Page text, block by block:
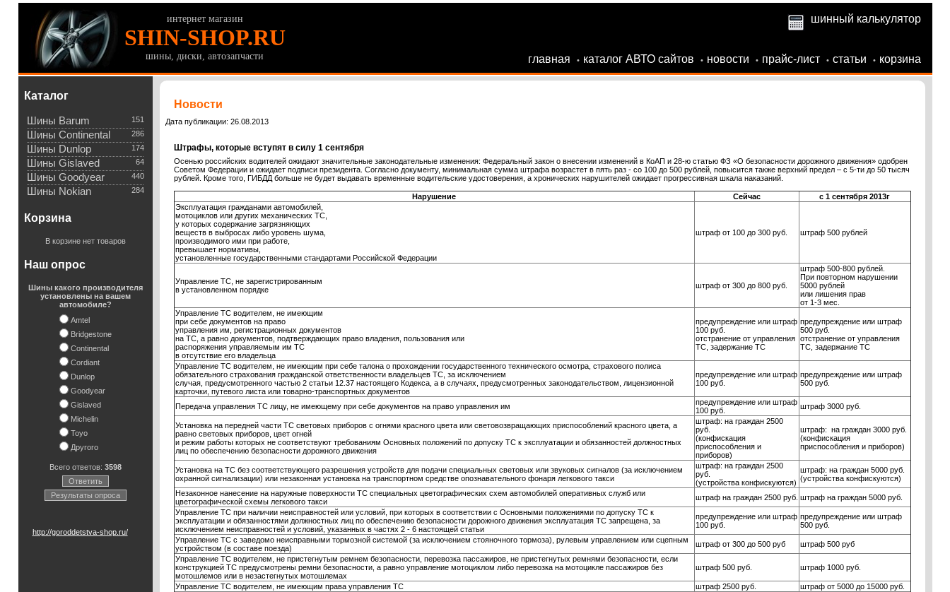
интернет магазин
SHIN-SHOP.RU
шины, диски, автозапчасти
шинный калькулятор
главная • каталог АВТО сайтов • новости • прайс-лист • статьи • корзина
Каталог
151
Шины Barum
286
Шины Continental
174
Шины Dunlop
64
Шины Gislaved
440
Шины Goodyear
284
Шины Nokian
Корзина
В корзине нет товаров
Наш опрос
Шины какого производителя
установлены на вашем
автомобиле?
Amtel
Bridgestone
Continental
Cordiant
Dunlop
Goodyear
Gislaved
Michelin
Toyo
Другого
Всего ответов: 3598
Ответить
Результаты опроса
http://goroddetstva-shop.ru/
Новости
Дата публикации: 26.08.2013
Штрафы, которые вступят в силу 1 сентября
Осенью российских водителей ожидают значительные законодательные изменения: Федеральный закон о внесении изменений в КоАП и 28-ю статью ФЗ «О безопасности дорожного движения» одобрен
Советом Федерации и ожидает подписи президента. Согласно документу, минимальная сумма штрафа возрастет в пять раз - со 100 до 500 рублей, повысится также верхний предел – с 5-ти до 50 тысяч
рублей. Кроме того, ГИБДД больше не будет выдавать временные водительские удостоверения, а хронических нарушителей ожидает прогрессивная шкала наказаний.
Нарушение Сейчас
с 1 сентября 2013г
Эксплуатация гражданами автомобилей,
мотоциклов или других механических ТС,
у которых содержание загрязняющих
веществ в выбросах либо уровень шума,
производимого ими при работе,
превышает нормативы,
установленные государственными стандартами Российской Федерации
штраф от 100 до 300 руб. штраф 500 рублей
Управление ТС, не зарегистрированным
в установленном порядке
штраф от 300 до 800 руб.
штраф 500-800 рублей.
При повторном нарушении
5000 рублей
или лишения прав
от 1-3 мес.
Управление ТС водителем, не имеющим
при себе документов на право
управления им, регистрационных документов
на ТС, а равно документов, подтверждающих право владения, пользования или
распоряжения управляемым им ТС
в отсутствие его владельца
предупреждение или штраф
100 руб.
отстранение от управления
ТС, задержание ТС
предупреждение или штраф
500 руб.
отстранение от управления
ТС, задержание ТС
Управление ТС водителем, не имеющим при себе талона о прохождении государственного технического осмотра, страхового полиса
обязательного страхования гражданской ответственности владельцев ТС, за исключением
случая, предусмотренного частью 2 статьи 12.37 настоящего Кодекса, а в случаях, предусмотренных законодательством, лицензионной
карточки, путевого листа или товарно-транспортных документов
предупреждение или штраф
100 руб.
предупреждение или штраф
500 руб.
Передача управления ТС лицу, не имеющему при себе документов на право управления им
предупреждение или штраф
100 руб.
штраф 3000 руб.
Установка на передней части ТС световых приборов с огнями красного цвета или световозвращающих приспособлений красного цвета, а
равно световых приборов, цвет огней
и режим работы которых не соответствуют требованиям Основных положений по допуску ТС к эксплуатации и обязанностей должностных
лиц по обеспечению безопасности дорожного движения
штраф: на граждан 2500
руб.
(конфискация
приспособления и
приборов)
штраф: на граждан 3000 руб.
(конфискация
приспособления и приборов)
Установка на ТС без соответствующего разрешения устройств для подачи специальных световых или звуковых сигналов (за исключением
охранной сигнализации) или незаконная установка на транспортном средстве опознавательного фонаря легкового такси
штраф: на граждан 2500
руб.
(устройства конфискуются)
штраф: на граждан 5000 руб.
(устройства конфискуются)
Незаконное нанесение на наружные поверхности ТС специальных цветографических схем автомобилей оперативных служб или
цветографической схемы легкового такси
штраф на граждан 2500 руб. штраф на граждан 5000 руб.
Управление ТС при наличии неисправностей или условий, при которых в соответствии с Основными положениями по допуску ТС к
эксплуатации и обязанностями должностных лиц по обеспечению безопасности дорожного движения эксплуатация ТС запрещена, за
исключением неисправностей и условий, указанных в частях 2 - 6 настоящей статьи
предупреждение или штраф
100 руб.
предупреждение или штраф
500 руб.
Управление ТС с заведомо неисправными тормозной системой (за исключением стояночного тормоза), рулевым управлением или сцепным
устройством (в составе поезда)
штраф от 300 до 500 руб
штраф 500 руб
Управление ТС водителем, не пристегнутым ремнем безопасности, перевозка пассажиров, не пристегнутых ремнями безопасности, если
конструкцией ТС предусмотрены ремни безопасности, а равно управление мотоциклом либо перевозка на мотоцикле пассажиров без
мотошлемов или в незастегнутых мотошлемах
штраф 500 руб. штраф 1000 руб.
Управление ТС водителем, не имеющим права управления ТС штраф 2500 руб. штраф от 5000 до 15000 руб.